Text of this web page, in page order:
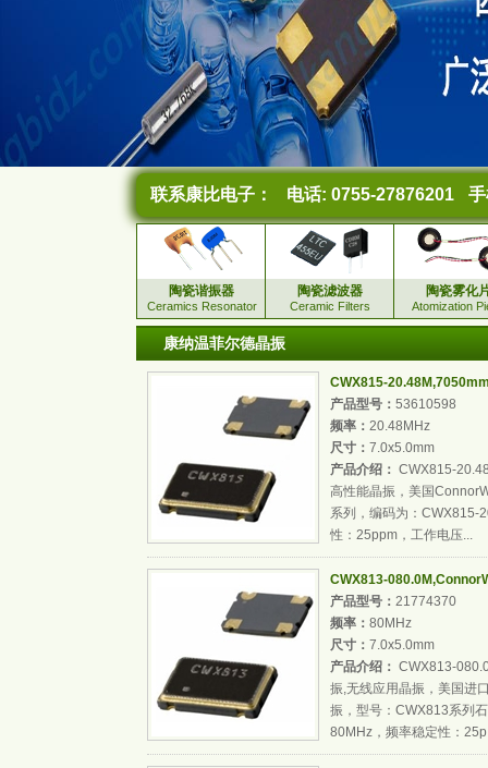
联系康比电子： 电话: 0755-27876201
陶瓷谐振器
Ceramics Resonator
陶瓷滤波器
Ceramic Filters
陶瓷雾化
Atomization
康纳温菲尔德晶振
CWX815-
产品型号： 53610598
频率： 20.48MHz
尺寸： 7.0x5.0mm
产品介绍： CWX815-
高性能晶振，美国
系列，编码为：CWX815-
性：25ppm，工作电压...
CWX813-
产品型号： 21774370
频率： 80MHz
尺寸： 7.0x5.0mm
产品介绍： CWX813-
振,无线应用晶振，美国进
振，型号：CWX813系列
80MHz，频率稳定性：